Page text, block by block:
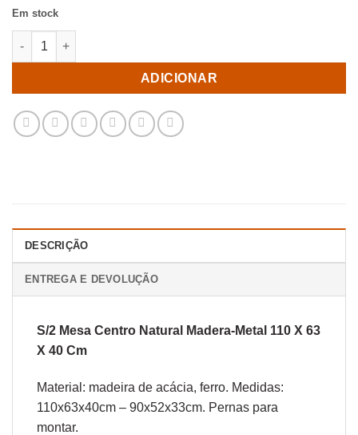
Em stock
Quantidade de S/2 Mesa Centro Natural Madera-Metal 110 X 63
ADICIONAR
DESCRIÇÃO
ENTREGA E DEVOLUÇÃO
S/2 Mesa Centro Natural Madera-Metal 110 X 63
X 40 Cm
Material: madeira de acácia, ferro. Medidas:
110x63x40cm – 90x52x33cm. Pernas para
montar.